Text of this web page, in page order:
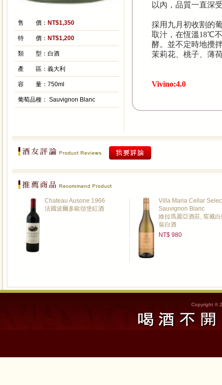
售 價： NT$1,350
特 價： NT$1,200
類 型： 白酒
產 區： 義大利
容 量： 750ml
葡萄品種： Sauvignon Blanc
以內，品質一直深
採用九月初收割的
取汁，在恆溫18℃
酵。並不定時地攪
茉莉花、桃子、薄
Vivino:4.0
Chateau Ausone 1966
法國波爾多歐頌堡紅酒
Villa Maria Cellar
Sauvignon Blanc
維拉瑪麗亞酒莊, 窖藏
翁白酒
NT$ 980
Copyright ©